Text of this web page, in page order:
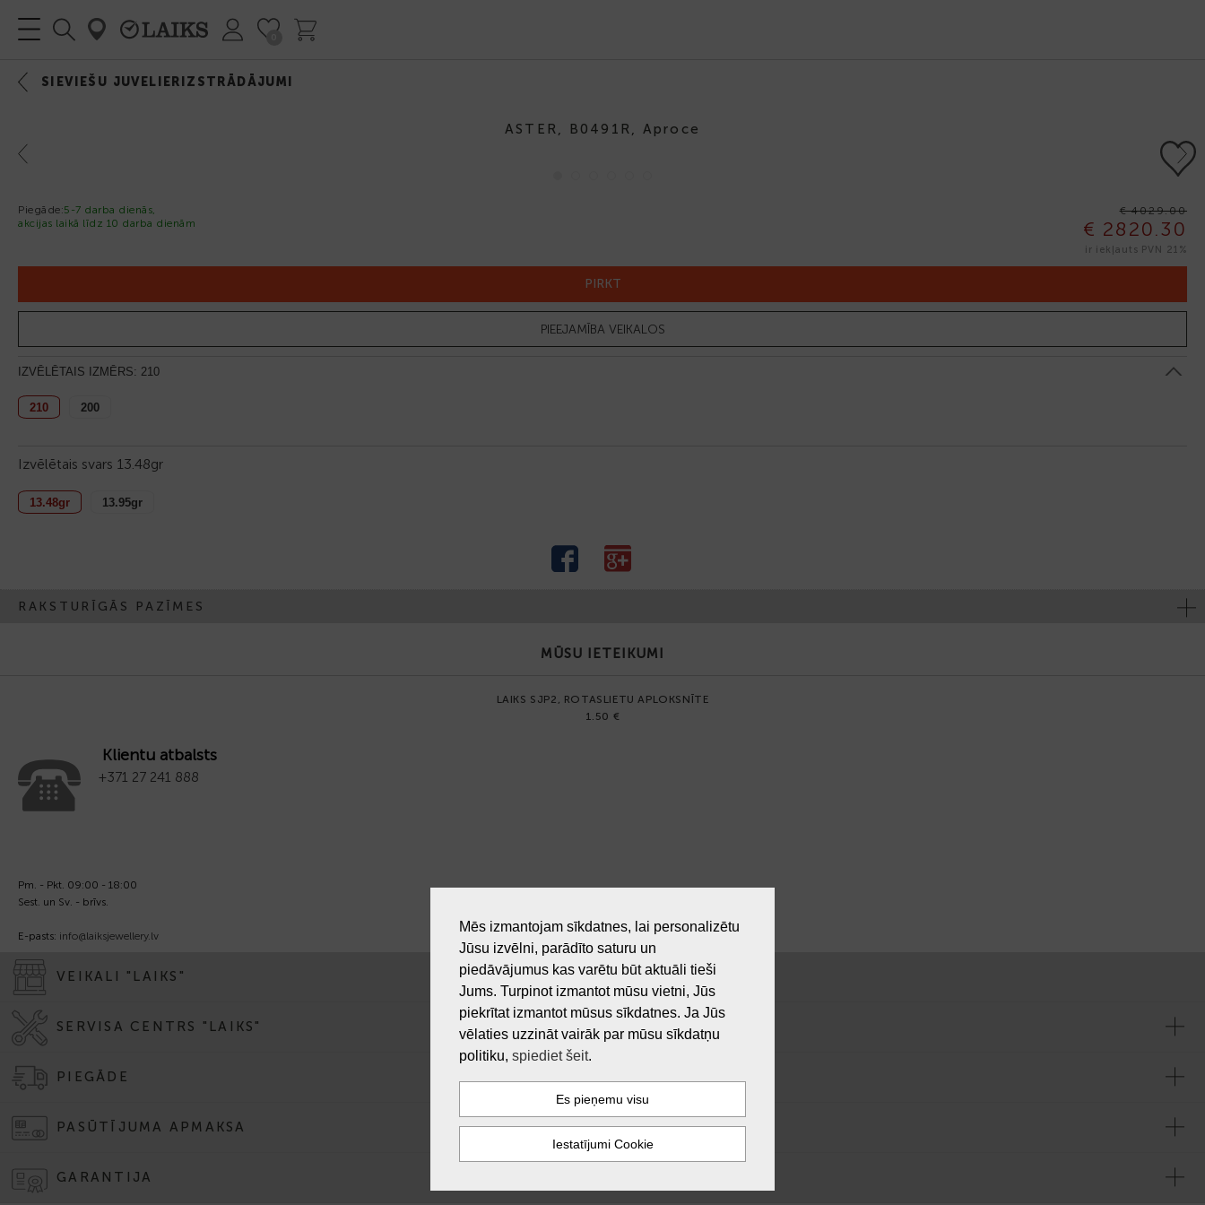
SIEVIEŠU JUVELIERIZSTRĀDĀJUMI
ASTER, B0491R, Aproce
Previous Next
Piegāde:5-7 darba dienās,
akcijas laikā līdz 10 darba dienām
€ 4029.00
€ 2820.30
ir iekļauts PVN 21%
PIRKT
PIEEJAMĪBA VEIKALOS
IZVĒLĒTAIS IZMĒRS: 210
210 200
Izvēlētais svars 13.48gr
13.48gr 13.95gr
RAKSTURĪGĀS PAZĪMES
MŪSU IETEIKUMI
LAIKS SJP2, ROTASLIETU APLOKSNĪTE
1.50 €
Klientu atbalsts
+371 27 241 888
Pm. - Pkt. 09:00 - 18:00
Sest. un Sv. - brīvs.
E-pasts: info@laiksjewellery.lv
VEIKALI "LAIKS"
SERVISA CENTRS "LAIKS"
PIEGĀDE
PASŪTĪJUMA APMAKSA
GARANTIJA
Mēs izmantojam sīkdatnes, lai personalizētu
Jūsu izvēlni, parādīto saturu un
piedāvājumus kas varētu būt aktuāli tieši
Jums. Turpinot izmantot mūsu vietni, Jūs
piekrītat izmantot mūsus sīkdatnes. Ja Jūs
vēlaties uzzināt vairāk par mūsu sīkdatņu
politiku, spiediet šeit.